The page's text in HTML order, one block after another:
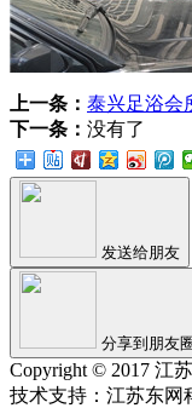
上一条： 泰兴足浴会
下一条： 没有了
发送给朋友
分享到朋友圈
Copyright © 2017 江
技术支持：江苏东网